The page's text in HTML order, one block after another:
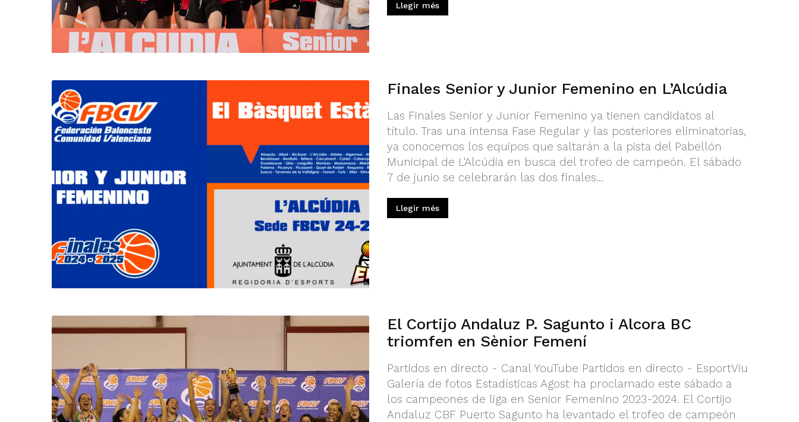
Llegir més
Finales Senior y Junior Femenino en L’Alcúdia
Las Finales Senior y Junior Femenino ya tienen candidatos al
título. Tras una intensa Fase Regular y las posteriores eliminatorias,
ya conocemos los equipos que saltarán a la pista del Pabellón
Municipal de L'Alcúdia en busca del trofeo de campeón. El sábado
7 de junio se celebrarán las dos finales...
Llegir més
El Cortijo Andaluz P. Sagunto i Alcora BC
triomfen en Sènior Femení
Partidos en directo - Canal YouTube Partidos en directo - EsportViu
Galería de fotos Estadísticas Agost ha proclamado este sábado a
los campeones de liga en Senior Femenino 2023-2024. El Cortijo
Andaluz CBF Puerto Sagunto ha levantado el trofeo de campeón